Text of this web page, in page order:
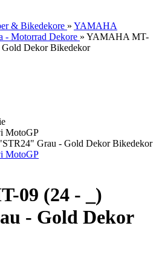
& Bikedekore » YAMAHA
- Motorrad Dekore » YAMAHA MT-
Dekor Bikedekor
Grau - Gold Dekor Bikedekor
09 (24 - _)
- Gold Dekor